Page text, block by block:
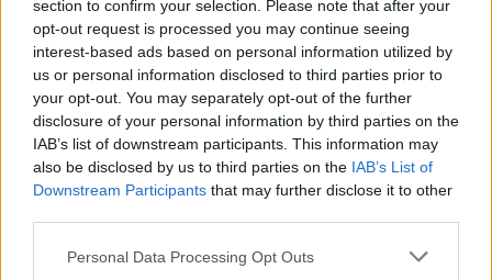
section to confirm your selection. Please note that after your
opt-out request is processed you may continue seeing
interest-based ads based on personal information utilized by
us or personal information disclosed to third parties prior to
your opt-out. You may separately opt-out of the further
disclosure of your personal information by third parties on the
IAB’s list of downstream participants. This information may
also be disclosed by us to third parties on the IAB’s List of
Downstream Participants that may further disclose it to other
Please note that this website/app uses one or more Google
Personal Data Processing Opt Outs
Wynik meczu Strzelec Frysztak vs Karpaty Klimkówka
Po zakończeniu spotkania automatycznie publikujemyoficjalny wynik
spotkania, a także dane meczowe, jeśli są dostępne.
Pełny harmonogram rozgrywek dostępny jest tutaj: Krosno > Klasa
Okręgowa - terminarz.
Informacje o składach i strzelcach
W miarę dostępności danych, publikujemyskłady wyjściowe,
aktualizujemy zależnie od poziomu ligi i dostępnych źródeł.
Śledź mecze swojej drużyny